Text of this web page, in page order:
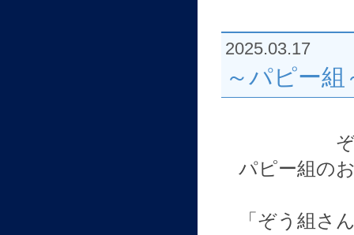
2025.03.17
～パピー組
パピー組の
「ぞう組さ